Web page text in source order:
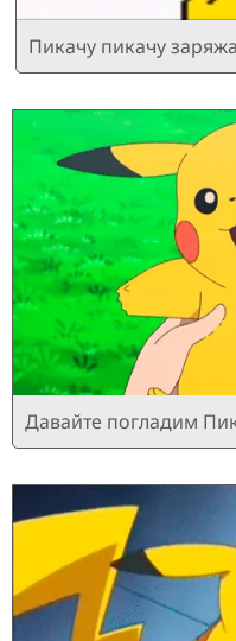
Пикачу пикачу
Давайте погладим